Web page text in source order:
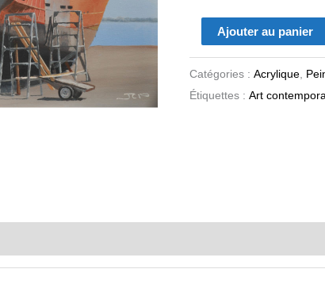
Ajouter au panier
Catégories : Acrylique
Étiquettes : Art